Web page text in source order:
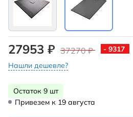
27953 ₽ 37270 ₽
- 9317
Нашли дешевле?
Остаток 9 шт
Привезем к 19 августа